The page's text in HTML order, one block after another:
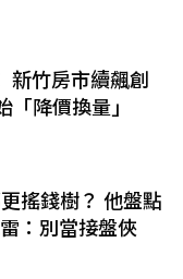
新竹房市續飆創
「降價換量」
搖錢樹？ 他盤點
：別當接盤俠